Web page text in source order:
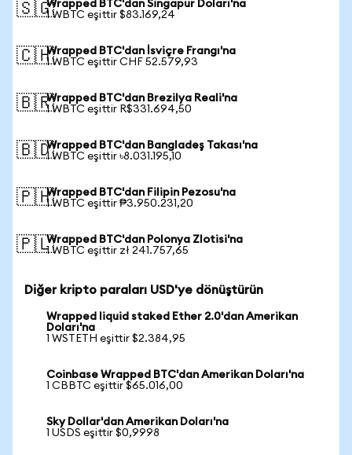
🇸🇬Wrapped BTC'dan Singapur Doları'na
1 WBTC eşittir $83.169,24
🇨🇭Wrapped BTC'dan İsviçre Frangı'na
1 WBTC eşittir CHF 52.579,93
🇧🇷Wrapped BTC'dan Brezilya Reali'na
1 WBTC eşittir R$331.694,50
🇧🇩Wrapped BTC'dan Bangladeş Takası'na
1 WBTC eşittir ৳8.031.195,10
🇵🇭Wrapped BTC'dan Filipin Pezosu'na
1 WBTC eşittir ₱3.950.231,20
🇵🇱Wrapped BTC'dan Polonya Zlotisi'na
1 WBTC eşittir zł 241.757,65
Diğer kripto paraları USD'ye dönüştürün
Wrapped liquid staked Ether 2.0'dan Amerikan
Doları'na
1 WSTETH eşittir $2.384,95
Coinbase Wrapped BTC'dan Amerikan Doları'na
1 CBBTC eşittir $65.016,00
Sky Dollar'dan Amerikan Doları'na
1 USDS eşittir $0,9998